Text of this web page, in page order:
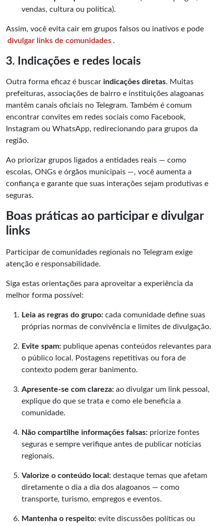
vendas, cultura ou política).
Assim, você evita cair em grupos falsos ou inativos e pode
divulgar links de comunidades .
3. Indicações e redes locais
Outra forma eficaz é buscar indicações diretas. Muitas
prefeituras, associações de bairro e instituições alagoanas
mantêm canais oficiais no Telegram. Também é comum
encontrar convites em redes sociais como Facebook,
Instagram ou WhatsApp, redirecionando para grupos da
região.
Ao priorizar grupos ligados a entidades reais — como
escolas, ONGs e órgãos municipais —, você aumenta a
confiança e garante que suas interações sejam produtivas e
seguras.
Boas práticas ao participar e divulgar
links
Participar de comunidades regionais no Telegram exige
atenção e responsabilidade.
Siga estas orientações para aproveitar a experiência da
melhor forma possível:
Leia as regras do grupo: cada comunidade define suas
próprias normas de convivência e limites de divulgação.
Evite spam: publique apenas conteúdos relevantes para
o público local. Postagens repetitivas ou fora de
contexto podem gerar banimento.
Apresente-se com clareza: ao divulgar um link pessoal,
explique do que se trata e como ele beneficia a
comunidade.
Não compartilhe informações falsas: priorize fontes
seguras e sempre verifique antes de publicar notícias
regionais.
Valorize o conteúdo local: destaque temas que afetam
diretamente o dia a dia dos alagoanos — como
transporte, turismo, empregos e eventos.
Mantenha o respeito: evite discussões políticas ou